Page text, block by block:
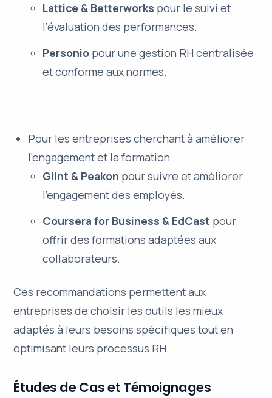
Lattice & Betterworks pour le suivi et
l’évaluation des performances.
Personio pour une gestion RH centralisée
et conforme aux normes.
Pour les entreprises cherchant à améliorer
l’engagement et la formation :
Glint & Peakon pour suivre et améliorer
l’engagement des employés.
Coursera for Business & EdCast pour
offrir des formations adaptées aux
collaborateurs.
Ces recommandations permettent aux
entreprises de choisir les outils les mieux
adaptés à leurs besoins spécifiques tout en
optimisant leurs processus RH.
Études de Cas et Témoignages